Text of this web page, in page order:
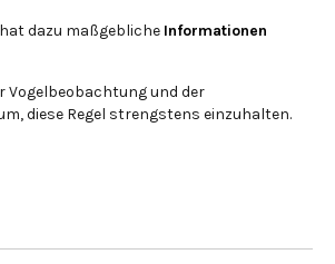
hat dazu maßgebliche Informationen
Vogelbeobachtung und der
diese Regel strengstens einzuhalten.